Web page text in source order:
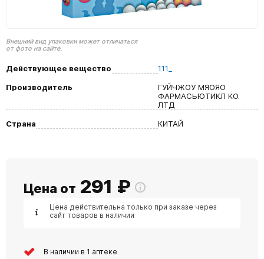
Внешний вид упаковки может отличаться
от фото на сайте.
Действующее вещество
111_
Производитель
ГУЙЧЖОУ МЯОЯО
ФАРМАСЬЮТИКЛ КО.
ЛТД
Страна
КИТАЙ
Цена от 291 ₽
Цена действительна только при заказе через
сайт товаров в наличии
В наличии в 1 аптеке